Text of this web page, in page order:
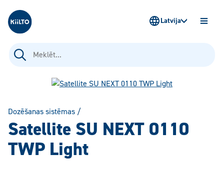
Kiilto Latvija
Meklēt:
Latvija
Dozēšanas sistēmas /
Satellite SU NEXT 0110
TWP Light